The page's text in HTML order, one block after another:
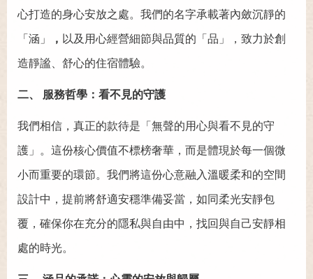
心打造的身心安放之處。我們的名字承載著內斂沉靜的
「涵」
， 以及用心經營細節與品質的「品」，致力於創
造靜謐、舒心的住宿體驗。
二、 服務哲學：看不見的守護
我們相信，真正的款待是「無聲的用心與看不見的守
護」。這份核心價值不標榜奢華，而是體現於每一個微
小而重要的環節。我們將這份心意融入溫暖柔和的空間
設計中，提前將舒適安穩準備妥當，如同柔光安靜包
覆，確保你在充分的隱私與自由中，找回與自己安靜相
處的時光。